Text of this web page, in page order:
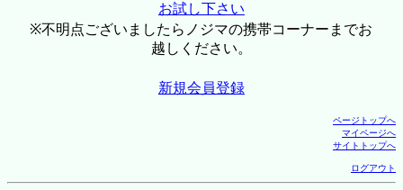
お試し下さい
※不明点ございましたらノジマの携帯コーナーまでお
越しください。
新規会員登録
ページトップへ
マイページへ
サイトトップへ
ログアウト